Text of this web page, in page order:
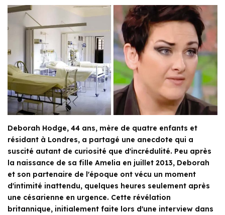
Deborah Hodge, 44 ans, mère de quatre enfants et
résidant à Londres, a partagé une anecdote qui a
suscité autant de curiosité que d'incrédulité. Peu après
la naissance de sa fille Amelia en juillet 2013, Deborah
et son partenaire de l'époque ont vécu un moment
d'intimité inattendu, quelques heures seulement après
une césarienne en urgence. Cette révélation
britannique, initialement faite lors d'une interview dans